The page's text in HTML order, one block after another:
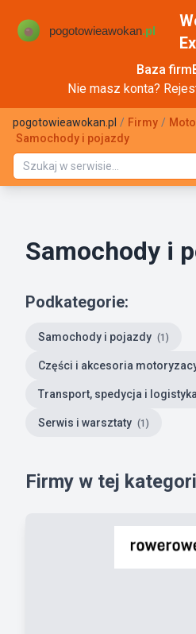
Baza firm
Nie masz konta?
pogotowieawokan.pl / Firmy /
Samochody i pojazdy
Samochody i
Podkategorie:
Samochody i pojazdy (1)
Części i akcesoria
Transport, spedycja i logistyka
Serwis i warsztaty (1)
Firmy w tej